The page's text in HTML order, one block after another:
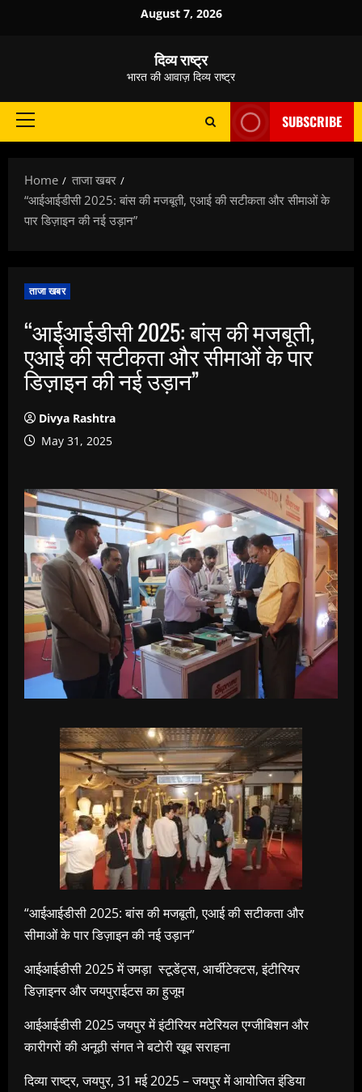
August 7, 2026
दिव्य राष्ट्र
भारत की आवाज़ दिव्य राष्ट्र
Primary
SUBSCRIBE
Home
ताजा खबर
“आईआईडीसी 2025: बांस की मजबूती, एआई की सटीकता और सीमाओं के
पार डिज़ाइन की नई उड़ान”
ताजा खबर
“आईआईडीसी 2025: बांस की मजबूती,
एआई की सटीकता और सीमाओं के पार
डिज़ाइन की नई उड़ान”
Divya Rashtra
May 31, 2025
“आईआईडीसी 2025: बांस की मजबूती, एआई की सटीकता और
सीमाओं के पार डिज़ाइन की नई उड़ान”
आईआईडीसी 2025 में उमड़ा स्टूडेंट्स, आर्चीटेक्टस, इंटीरियर
डिज़ाइनर और जयपुराईटस का हुजूम
आईआईडीसी 2025 जयपुर में इंटीरियर मटेरियल एग्जीबिशन और
कारीगरों की अनूठी संगत ने बटोरी खूब सराहना
दिव्या राष्ट्र, जयपुर, 31 मई 2025 – जयपुर में आयोजित इंडिया